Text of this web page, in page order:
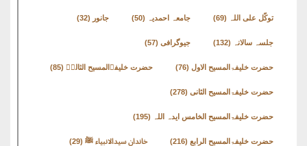
توکّل علی اللہ (69) جامعہ احمدیہ (50) جانور (32)
جلسہ سالانہ (132) جیوگرافی (57)
حضرت خلیفۃالمسیح الاول (76) حضرت خلیفۃالمسیح الثالثؒ (85)
حضرت خلیفۃالمسیح الثانی (278)
حضرت خلیفۃالمسیح الخامس ایدہ اللہ (195)
حضرت خلیفۃالمسیح الرابع (216) خاندان سیدالانبیاء ﷺ (29)